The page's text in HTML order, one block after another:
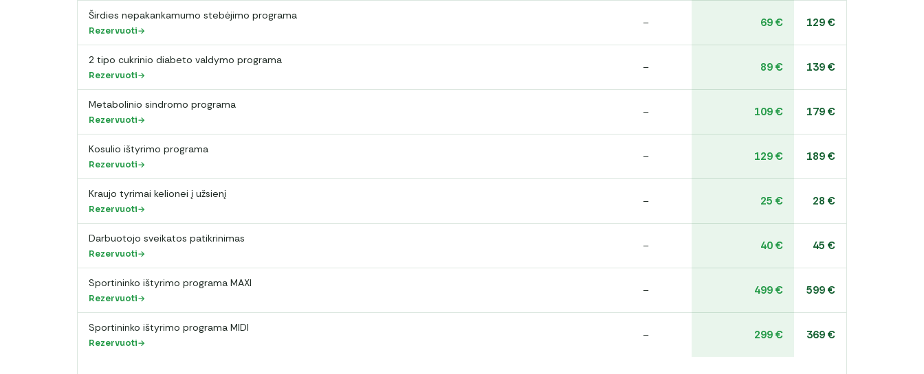
Širdies nepakankamumo stebėjimo programa
Rezervuoti
– 69 € 129 €
2 tipo cukrinio diabeto valdymo programa
Rezervuoti
– 89 € 139 €
Metabolinio sindromo programa
Rezervuoti
– 109 € 179 €
Kosulio ištyrimo programa
Rezervuoti
– 129 € 189 €
Kraujo tyrimai kelionei į užsienį
Rezervuoti
– 25 € 28 €
Darbuotojo sveikatos patikrinimas
Rezervuoti
– 40 € 45 €
Sportininko ištyrimo programa MAXI
Rezervuoti
– 499 € 599 €
Sportininko ištyrimo programa MIDI
Rezervuoti
– 299 € 369 €